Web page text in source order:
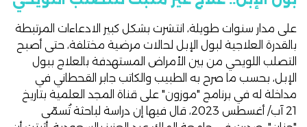
على مدار سنوات طويلة، انتشرت بشكل كبير الادعاءات المرتبطة
بالقدرة العلاجية لبول الإبل لحالات مرضية مختلفة، حتى أصبح
التصلب اللويحي من بين الأمراض المستهدفة بالعلاج ببول
الإبل، بحسب ما صرح به الطبيب والكاتب جابر القحطاني في
مداخلة له في برنامج "موزون" على قناة المجد العلمية بتاريخ
21 آب/ أغسطس 2023، قال فيها إن دراسة لباحثة تُسمّى